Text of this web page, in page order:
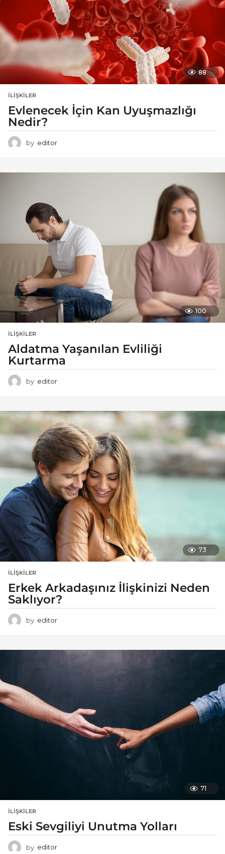
88
İLIŞKILER
Evlenecek İçin Kan Uyuşmazlığı
Nedir?
by editor
100
İLIŞKILER
Aldatma Yaşanılan Evliliği
Kurtarma
by editor
73
İLIŞKILER
Erkek Arkadaşınız İlişkinizi Neden
Saklıyor?
by editor
71
İLIŞKILER
Eski Sevgiliyi Unutma Yolları
by editor